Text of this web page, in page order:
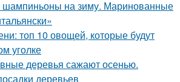
на зиму. Маринованные
топ 10 овощей, которые будут
уголке
деревья сажают осенью.
деревьев